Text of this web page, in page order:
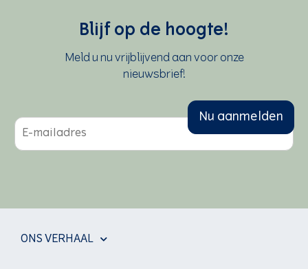
Blijf op de hoogte!
Meld u nu vrijblijvend aan voor onze
nieuwsbrief!
m
i
Nu aanmelden
ONS VERHAAL